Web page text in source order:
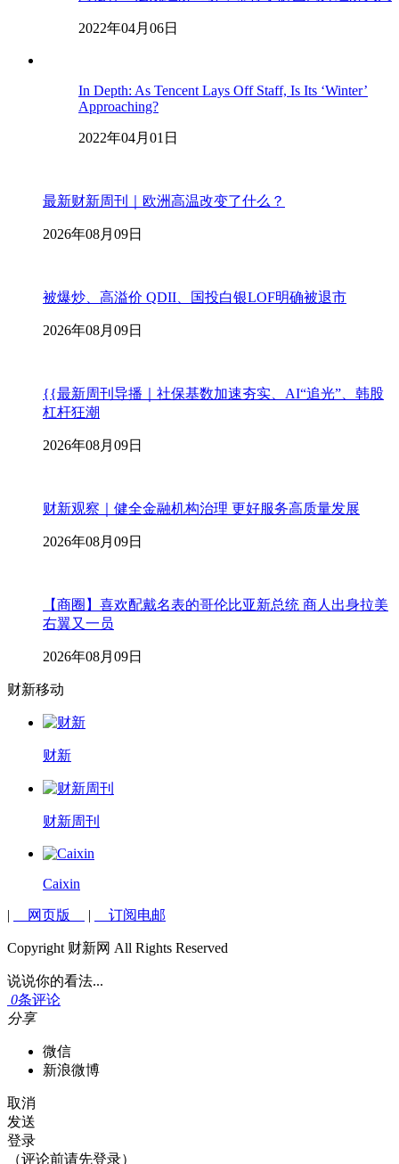
2022年04月06日
In Depth: As Tencent Lays Off Staff, Is Its ‘Winter’
Approaching?
2022年04月01日
最新财新周刊｜欧洲高温改变了什么？
2026年08月09日
被爆炒、高溢价 QDII、国投白银LOF明确被退市
2026年08月09日
{{最新周刊导播｜社保基数加速夯实、AI“追光”、韩股
杠杆狂潮
2026年08月09日
财新观察｜健全金融机构治理 更好服务高质量发展
2026年08月09日
【商圈】喜欢配戴名表的哥伦比亚新总统 商人出身拉美
右翼又一员
2026年08月09日
财新移动
财新
财新周刊
Caixin
| 网页版 | 订阅电邮
Copyright 财新网 All Rights Reserved
说说你的看法...
0条评论
分享
微信
新浪微博
取消
发送
登录
（评论前请先登录）